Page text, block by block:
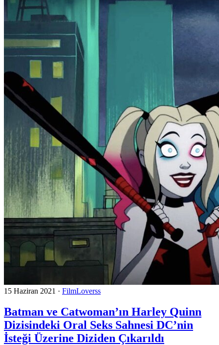
15 Haziran 2021 · FilmLoverss
Batman ve Catwoman’ın Harley Quinn
Dizisindeki Oral Seks Sahnesi DC’nin
İsteği Üzerine Diziden Çıkarıldı